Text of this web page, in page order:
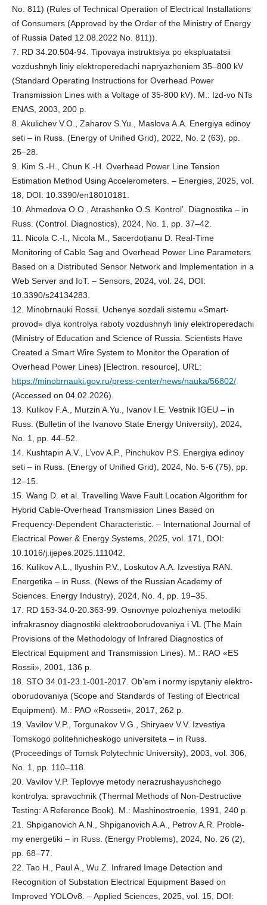
No. 811) (Rules of Technical Operation of Electrical Installations
of Consumers (Approved by the Order of the Ministry of Energy
of Russia Dated 12.08.2022 No. 811)).
7. RD 34.20.504-94. Tipovaya instruktsiya po ekspluatatsii
vozdushnyh liniy elektroperedachi napryazheniem 35–800 kV
(Standard Operating Instructions for Overhead Power
Transmission Lines with a Voltage of 35-800 kV). M.: Izd-vo NTs
ENAS, 2003, 200 p.
8. Akulichev V.O., Zaharov S.Yu., Maslova A.A. Energiya edinoy
seti – in Russ. (Energy of Unified Grid), 2022, No. 2 (63), pp.
25–28.
9. Kim S.-H., Chun K.-H. Overhead Power Line Tension
Estimation Method Using Accelerometers. – Energies, 2025, vol.
18, DOI: 10.3390/en18010181.
10. Ahmedova O.O., Atrashenko O.S. Kontrol’. Diagnostika – in
Russ. (Control. Diagnostics), 2024, No. 1, pp. 37–42.
11. Nicola C.-I., Nicola M., Sacerdoțianu D. Real-Time
Monitoring of Cable Sag and Overhead Power Line Parameters
Based on a Distributed Sensor Network and Implementation in a
Web Server and IoT. – Sensors, 2024, vol. 24, DOI:
10.3390/s24134283.
12. Minobrnauki Rossii. Uchenye sozdali sistemu «Smart-
provod» dlya kontrolya raboty vozdushnyh liniy elektroperedachi
(Ministry of Education and Science of Russia. Scientists Have
Created a Smart Wire System to Monitor the Operation of
Overhead Power Lines) [Electron. resource], URL:
https://minobrnauki.gov.ru/press-center/news/nauka/56802/
(Accessed on 04.02.2026).
13. Kulikov F.A., Murzin A.Yu., Ivanov I.E. Vestnik IGEU – in
Russ. (Bulletin of the Ivanovo State Energy University), 2024,
No. 1, pp. 44–52.
14. Kushtapin A.V., L’vov A.P., Pinchukov P.S. Energiya edinoy
seti – in Russ. (Energy of Unified Grid), 2024, No. 5-6 (75), pp.
12–15.
15. Wang D. et al. Travelling Wave Fault Location Algorithm for
Hybrid Cable-Overhead Transmission Lines Based on
Frequency-Dependent Characteristic. – International Journal of
Electrical Power & Energy Systems, 2025, vol. 171, DOI:
10.1016/j.ijepes.2025.111042.
16. Kulikov A.L., Ilyushin P.V., Loskutov A.A. Izvestiya RAN.
Energetika – in Russ. (News of the Russian Academy of
Sciences. Energy Industry), 2024, No. 4, pp. 19–35.
17. RD 153-34.0-20.363-99. Osnovnye polozheniya metodiki
infrakrasnoy diagnostiki elektrooborudovaniya i VL (The Main
Provisions of the Methodology of Infrared Diagnostics of
Electrical Equipment and Transmission Lines). M.: RAO «ES
Rossii», 2001, 136 p.
18. STO 34.01-23.1-001-2017. Ob’em i normy ispytaniy elektro-
oborudovaniya (Scope and Standards of Testing of Electrical
Equipment). M.: PAO «Rosseti», 2017, 262 p.
19. Vavilov V.P., Torgunakov V.G., Shiryaev V.V. Izvestiya
Tomskogo politehnicheskogo universiteta – in Russ.
(Proceedings of Tomsk Polytechnic University), 2003, vol. 306,
No. 1, pp. 110–118.
20. Vavilov V.P. Teplovye metody nerazrushayushchego
kontrolya: spravochnik (Thermal Methods of Non-Destructive
Testing: A Reference Book). M.: Mashinostroenie, 1991, 240 p.
21. Shpiganovich A.N., Shpiganovich A.A., Petrov A.R. Proble-
my energetiki – in Russ. (Energy Problems), 2024, No. 26 (2),
pp. 68–77.
22. Tao H., Paul A., Wu Z. Infrared Image Detection and
Recognition of Substation Electrical Equipment Based on
Improved YOLOv8. – Applied Sciences, 2025, vol. 15, DOI: